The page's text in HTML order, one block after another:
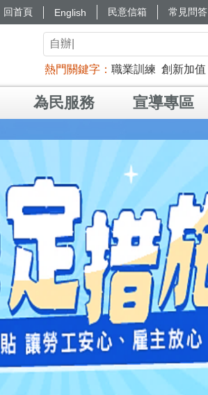
回首頁 English 民意信箱 常見問答
熱門關鍵字 職業訓練 創新加值
為民服務 宣導專區